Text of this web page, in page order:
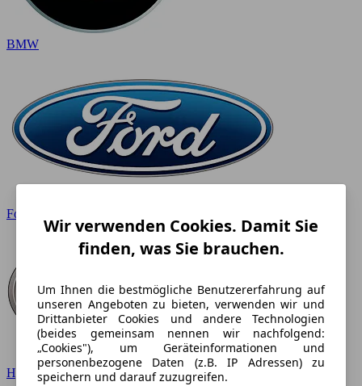
BMW
Ford
Hyundai
Wir verwenden Cookies. Damit Sie
finden, was Sie brauchen.
Um Ihnen die bestmögliche Benutzererfahrung auf
unseren Angeboten zu bieten, verwenden wir und
Drittanbieter Cookies und andere Technologien
(beides gemeinsam nennen wir nachfolgend:
„Cookies"), um Geräteinformationen und
personenbezogene Daten (z.B. IP Adressen) zu
speichern und darauf zuzugreifen.